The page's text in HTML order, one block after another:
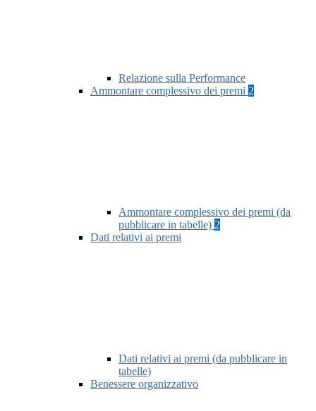
Relazione sulla Performance
Ammontare complessivo dei premi 2
Ammontare complessivo dei premi (da
pubblicare in tabelle) 2
Dati relativi ai premi
Dati relativi ai premi (da pubblicare in
tabelle)
Benessere organizzativo